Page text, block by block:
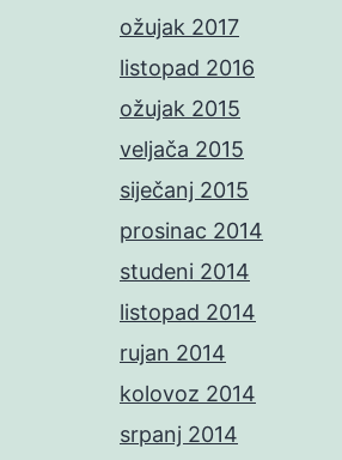
ožujak 2017
listopad 2016
ožujak 2015
veljača 2015
siječanj 2015
prosinac 2014
studeni 2014
listopad 2014
rujan 2014
kolovoz 2014
srpanj 2014